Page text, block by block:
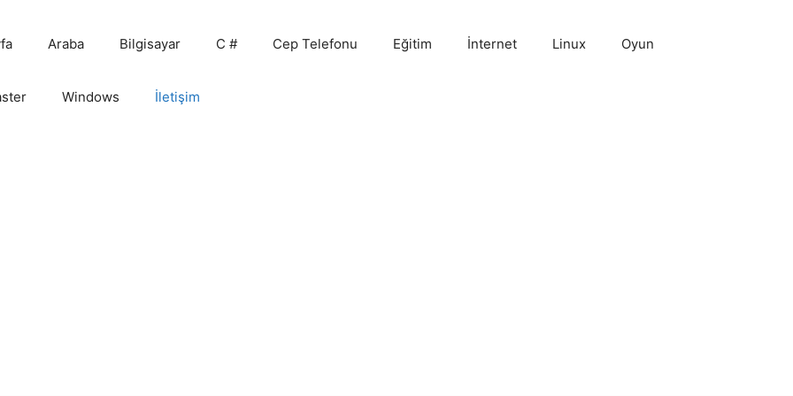
Araba Bilgisayar C # Cep Telefonu Eğitim İnternet Linux Oyun
Windows İletişim